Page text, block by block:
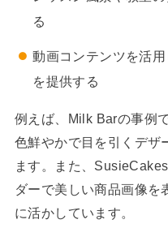
る
動画コンテンツを活
を提供する
例えば、Milk Barの事例
色鮮やかで目を引くデザ
ます。また、
ダーで美しい商品画像を
に活かしています。